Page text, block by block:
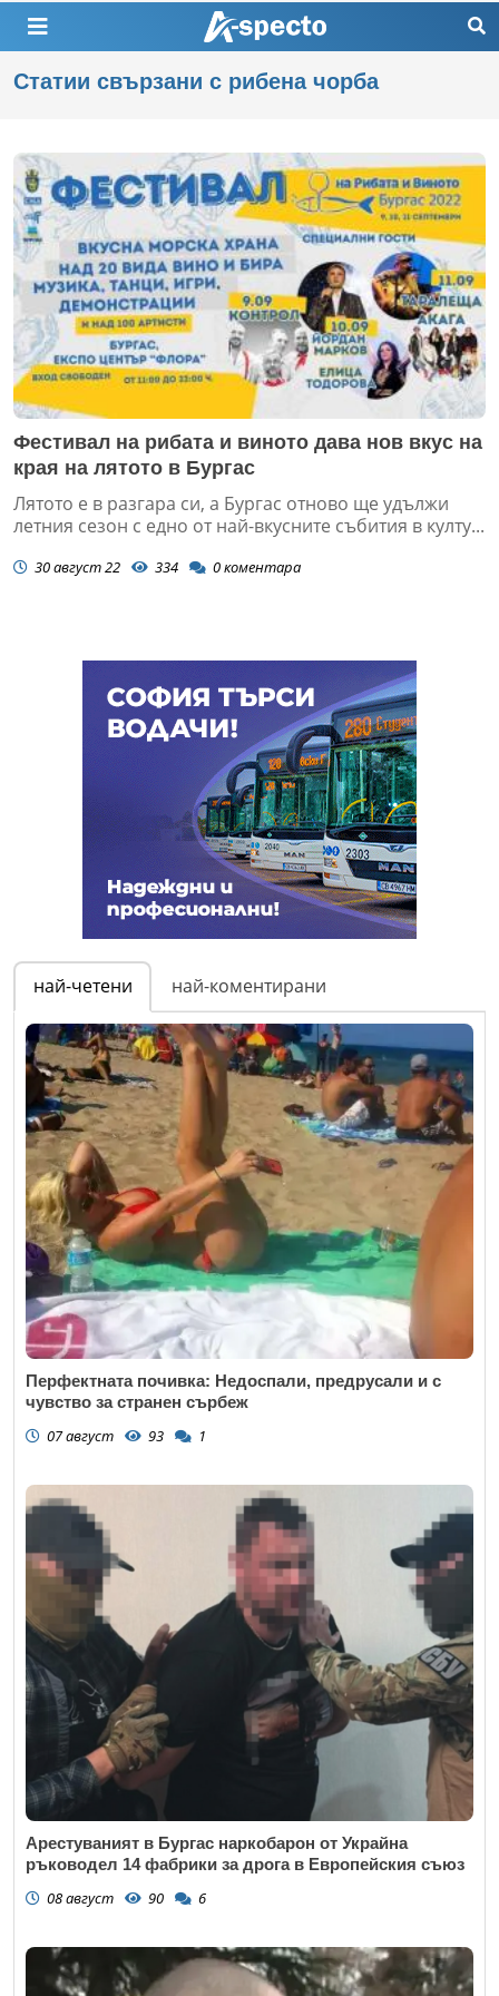
Статии свързани с рибена чорба
Фестивал на рибата и виното дава нов вкус на
края на лятото в Бургас
Лятото е в разгара си, а Бургас отново ще удължи
летния сезон с едно от най-вкусните събития в култу...
30 август 22 334 0коментара
най-четени най-коментирани
Перфектната почивка: Недоспали, предрусали и с
чувство за странен сърбеж
07 август 93 1
Арестуваният в Бургас наркобарон от Украйна
ръководел 14 фабрики за дрога в Европейския съюз
08 август 90 6